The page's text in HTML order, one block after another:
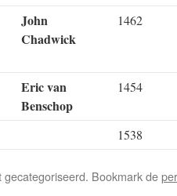
John
Chadwick
1462
Eric van
Benschop
1454
1538
Bookmark de